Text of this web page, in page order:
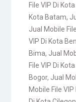
File VIP Di
Kota Batam,
Jual Mobile
VIP Di Kota
Bima, Jual
File VIP Di
Bogor, Jual
Mobile File